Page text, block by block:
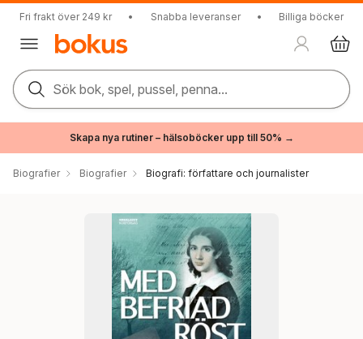
Fri frakt över 249 kr • Snabba leveranser • Billiga böcker
Sök bok, spel, pussel, penna...
Skapa nya rutiner – hälsoböcker upp till 50% →
Biografier Biografier Biografi: författare och journalister